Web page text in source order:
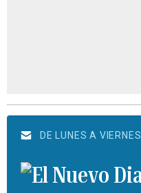
DE LUNES A VIERNES